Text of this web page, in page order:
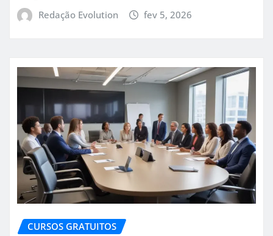
Redação Evolution fev 5, 2026
CURSOS GRATUITOS